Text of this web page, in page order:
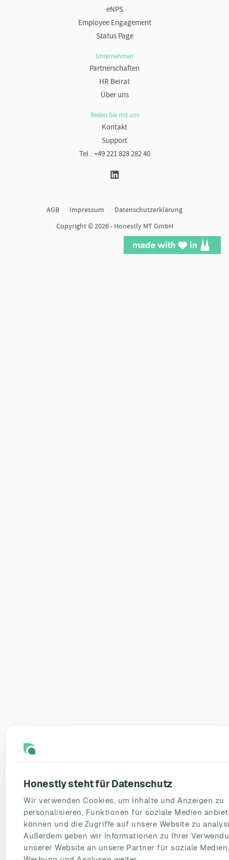
Honestly steht für Datenschutz
Wir verwenden Cookies, um Inhalte und Anzeigen zu
personalisieren, Funktionen für soziale Medien
können und die Zugriffe auf unsere Website zu
Außerdem geben wir Informationen zu Ihrer
unserer Website an unsere Partner für soziale Medien,
eNPS
Employee Engagement
Status Page
Unternehmen
Partnerschaften
HR Beirat
Über uns
Reden Sie mit uns
Kontakt
Support
Tel.: +49 221 828 282 40
AGB Impressum
Datenschutzerklärung
Copyright © 2026 -Honestly MT GmbH